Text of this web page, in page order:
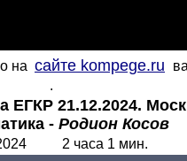
на сайте kompege.ru
.
ЕГКР 21.12.2024.
- Родион Косов
2 часа 1 мин.